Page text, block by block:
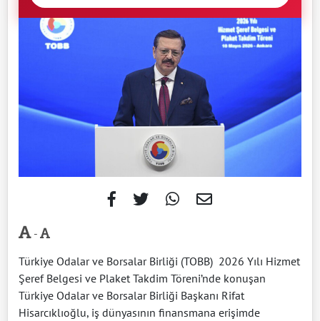
-
Türkiye Odalar ve Borsalar Birliği (TOBB) 2026 Yılı Hizmet
Şeref Belgesi ve Plaket Takdim Töreni’nde konuşan
Türkiye Odalar ve Borsalar Birliği Başkanı Rifat
Hisarcıklıoğlu, iş dünyasının finansmana erişimde